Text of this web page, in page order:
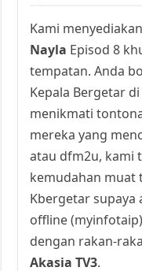
Kami
Nayla Episod 8
tempatan. Anda
Kepala Bergetar
menikmati
mereka yang
atau dfm2u, kami
kemudahan muat
Kbergetar supaya
offline
dengan rakan-
Akasia TV3.